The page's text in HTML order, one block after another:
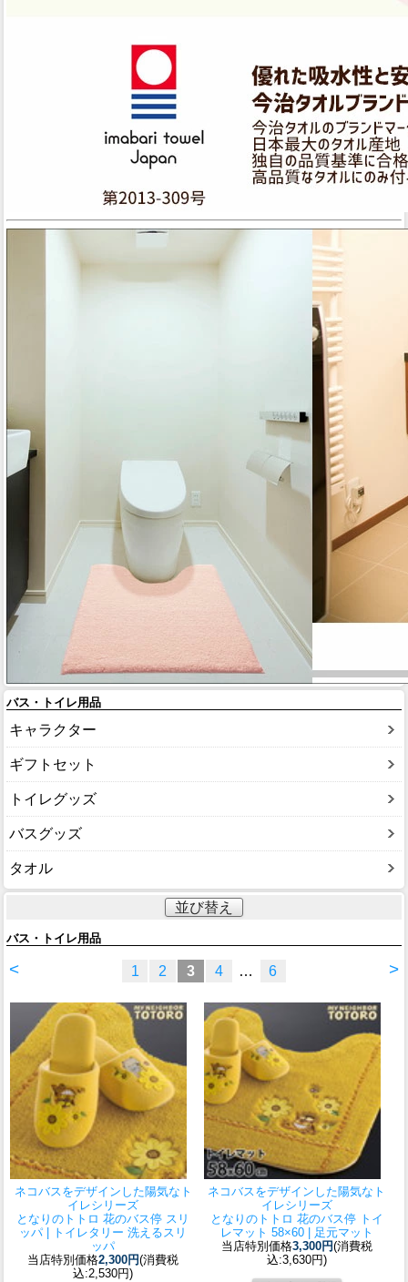
バス・トイレ用品
キャラクター
ギフトセット
トイレグッズ
バスグッズ
タオル
並び替え
バス・トイレ用品
< >
1 2 3 4 … 6
ネコバスをデザインした陽気なト
イレシリーズ
となりのトトロ 花のバス停 スリ
ッパ | トイレタリー 洗えるスリ
ッパ
当店特別価格2,300円(消費税
込:2,530円)
ネコバスをデザインした陽気なト
イレシリーズ
となりのトトロ 花のバス停 トイ
レマット 58×60 | 足元マット
当店特別価格3,300円(消費税
込:3,630円)